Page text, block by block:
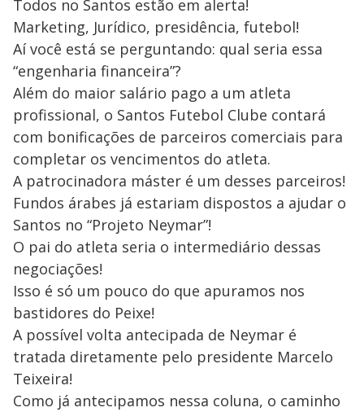
Todos no Santos estão em alerta!
Marketing, Jurídico, presidência, futebol!
Aí você está se perguntando: qual seria essa
“engenharia financeira”?
Além do maior salário pago a um atleta
profissional, o Santos Futebol Clube contará
com bonificações de parceiros comerciais para
completar os vencimentos do atleta.
A patrocinadora máster é um desses parceiros!
Fundos árabes já estariam dispostos a ajudar o
Santos no “Projeto Neymar”!
O pai do atleta seria o intermediário dessas
negociações!
Isso é só um pouco do que apuramos nos
bastidores do Peixe!
A possível volta antecipada de Neymar é
tratada diretamente pelo presidente Marcelo
Teixeira!
Como já antecipamos nessa coluna, o caminho